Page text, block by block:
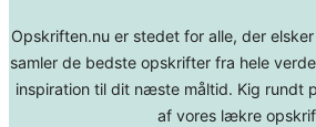
Opskriften.nu er stedet for alle, der
samler de bedste opskrifter fra hele
inspiration til dit næste måltid. Kig rundt
af vores lækre